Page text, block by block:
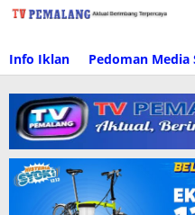
Lewati
Info Iklan Pedoman Media